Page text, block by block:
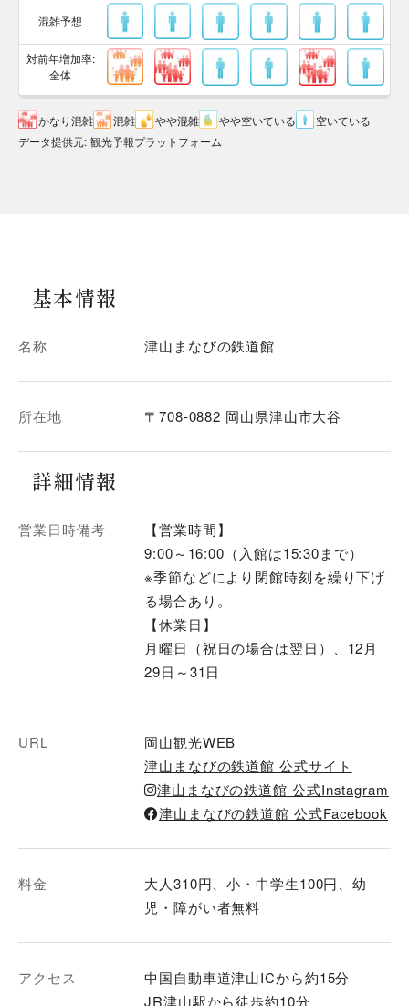
混雑予想
対前年増加率:
全体
かなり混雑 混雑 やや混雑 やや空いている
空いている
データ提供元: 観光予報プラットフォーム
基本情報
名称 津山まなびの鉄道館
所在地 〒708-0882 岡山県津山市大谷
詳細情報
営業日時備考
【営業時間】
9:00～16:00（入館は15:30まで）
※季節などにより閉館時刻を繰り下げ
る場合あり。
【休業日】
月曜日（祝日の場合は翌日）、12月
29日～31日
URL
岡山観光WEB
津山まなびの鉄道館 公式サイト
津山まなびの鉄道館 公式Instagram
津山まなびの鉄道館 公式Facebook
料金
大人310円、小・中学生100円、幼
児・障がい者無料
アクセス
中国自動車道津山ICから約15分
JR津山駅から徒歩約10分